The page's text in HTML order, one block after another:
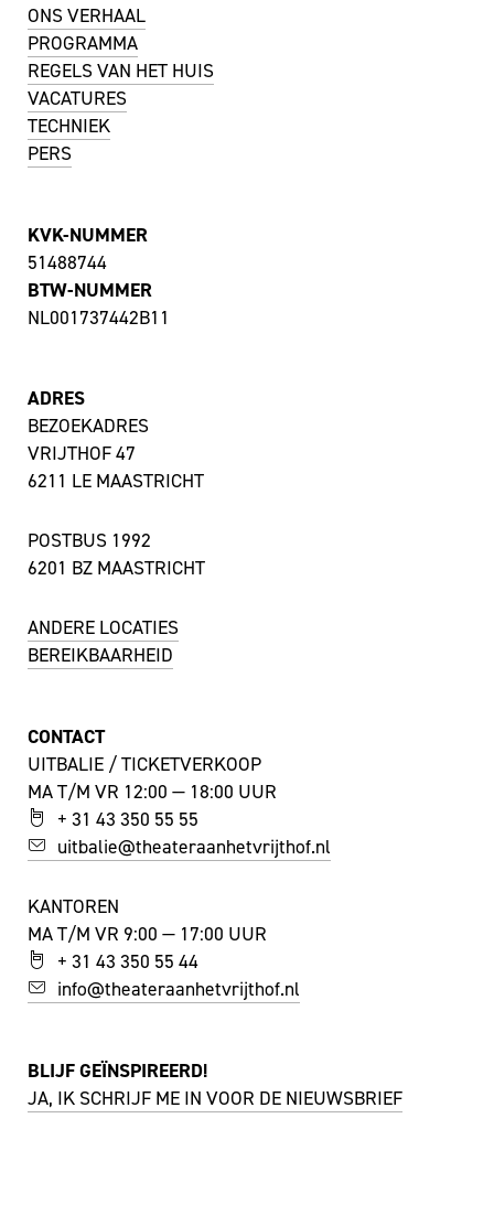
ONS VERHAAL
PROGRAMMA
REGELS VAN HET HUIS
VACATURES
TECHNIEK
PERS
KVK-NUMMER
51488744
BTW-NUMMER
NL001737442B11
ADRES
BEZOEKADRES
VRIJTHOF 47
6211 LE MAASTRICHT
POSTBUS 1992
6201 BZ MAASTRICHT
ANDERE LOCATIES
BEREIKBAARHEID
CONTACT
UITBALIE / TICKETVERKOOP
MA T/M VR 12:00 — 18:00 UUR
+ 31 43 350 55 55
uitbalie@theateraanhetvrijthof.nl
KANTOREN
MA T/M VR 9:00 — 17:00 UUR
+ 31 43 350 55 44
info@theateraanhetvrijthof.nl
BLIJF GEÏNSPIREERD!
JA, IK SCHRIJF ME IN VOOR DE NIEUWSBRIEF